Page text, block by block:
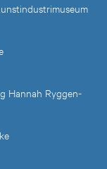
Hannah Ryggen-